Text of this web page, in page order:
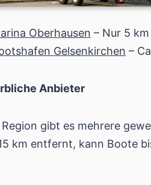
Oberhausen – Nur 5
Gelsenkirchen –
Anbieter
gibt es mehrere
km entfernt, kann Boote